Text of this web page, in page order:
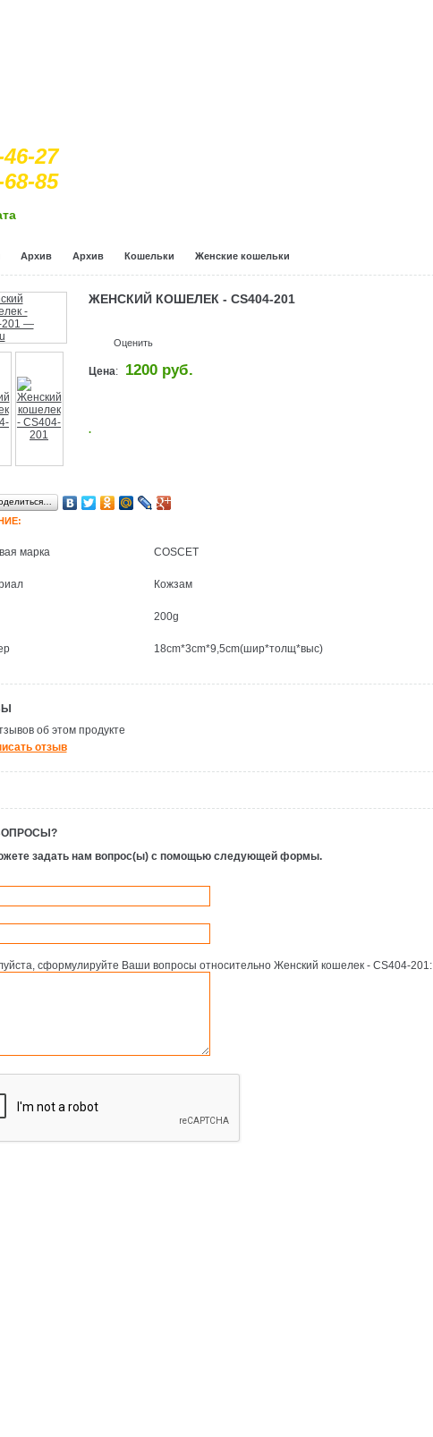
27
85
Архив Архив Кошельки Женские кошельки
ЖЕНСКИЙ КОШЕЛЕК - CS404-201
Оценить
Цена: 1200 руб.
.
марка COSCET
Кожзам
200g
18cm*3cm*9,5cm(шир*толщ*выс)
об этом продукте
отзыв
задать нам вопрос(ы) с помощью следующей формы.
сформулируйте Ваши вопросы относительно Женский кошелек - CS404-201: